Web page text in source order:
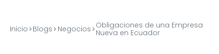
Inicio Blogs Negocios Obligaciones de una Empresa
Nueva en Ecuador